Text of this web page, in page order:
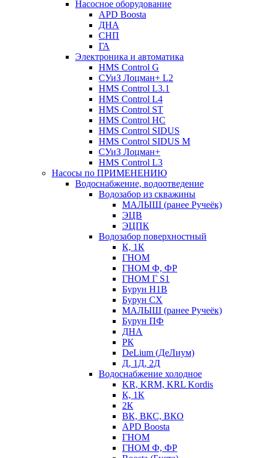
Насосное оборудование
APD Boosta
ДНА
СНП
ГА
Электроника и автоматика
HMS Control G
СУиЗ Лоцман+ L2
HMS Control L3.1
HMS Control L4
HMS Control ST
HMS Control HC
HMS Control SIDUS
HMS Control SIDUS M
СУиЗ Лоцман+
HMS Control L3
Насосы по ПРИМЕНЕНИЮ
Водоснабжение, водоотведение
Водозабор из скважины
МАЛЫШ (ранее Ручеёк)
ЭЦВ
ЭЦПК
Водозабор поверхностный
К, 1К
ГНОМ
ГНОМ Ф, ФР
ГНОМ Г S1
Бурун Н1В
Бурун СХ
МАЛЫШ (ранее Ручеёк)
Бурун ПФ
ДНА
РК
DeLium (ДеЛиум)
Д, 1Д, 2Д
Водоснабжение холодное
KR, KRM, KRL Kordis
К, 1К
2К
ВК, ВКС, ВКО
APD Boosta
ГНОМ
ГНОМ Ф, ФР